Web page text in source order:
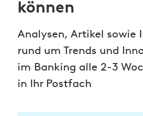
können
Analysen, Artikel sowie
rund um Trends und
im Banking alle 2-3
in Ihr Postfach